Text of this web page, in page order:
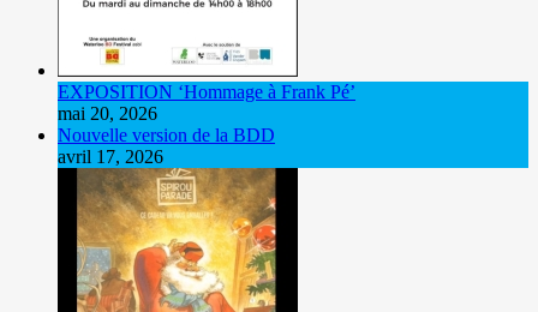
EXPOSITION ‘Hommage à Frank Pé’
mai 20, 2026
Nouvelle version de la BDD
avril 17, 2026